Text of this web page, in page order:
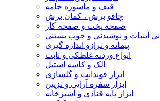
قیف و ماسوره خامه
چاقو برش ، کمان برش
صفحه پخت و صفحه کار
نی آبنبات و نوشیدنی و چوب بستنی
پیمانه و ترازو اندازه گیری
انواع وردنه غلطکی و ثابت
الک و کاسه استیل
ابزار فوندانت و گلسازی
ابزار سفره آرایی و تزیین
ابزار پایه قنادی و آشپزخانه